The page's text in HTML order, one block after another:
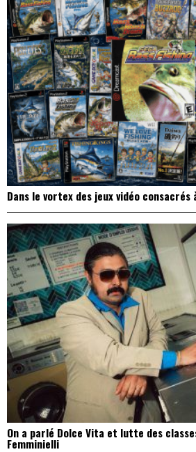
Dans le vortex des jeux vidéo consacrés
On a parlé Dolce Vita et lutte des
Femminielli